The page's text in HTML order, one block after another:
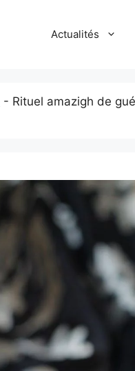
Actualités
- Rituel amazigh de